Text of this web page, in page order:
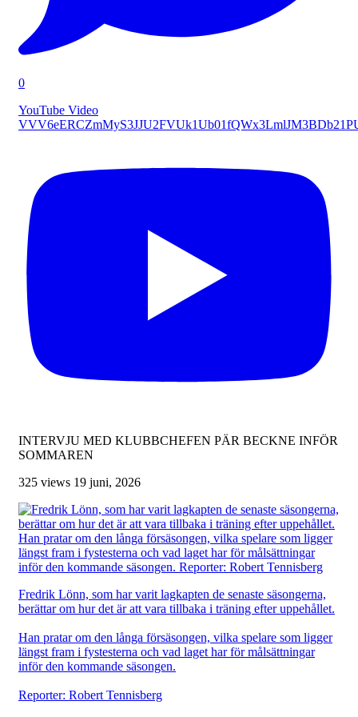
0
YouTube Video
INTERVJU MED KLUBBCHEFEN PÄR BECKNE INFÖR
SOMMAREN
325 views 19 juni, 2026
Fredrik Lönn, som har varit lagkapten de senaste säsongerna,
berättar om hur det är att vara tillbaka i träning efter uppehållet.
Han pratar om den långa försäsongen, vilka spelare som ligger
längst fram i fystesterna och vad laget har för målsättningar
inför den kommande säsongen.
Reporter: Robert Tennisberg